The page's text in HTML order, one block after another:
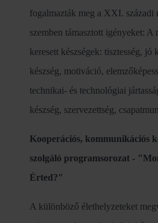
fogalmazták meg a XXI. századi
szemben támasztott igényeket: A
keresett készségek: tisztesség, jó
készség, motiváció,
technikai- és technológiai
készség, szervezettség,
Kooperációs, kommunikációs
szolgáló programsorozat -
Érted?"
A különböző élethelyzeteket